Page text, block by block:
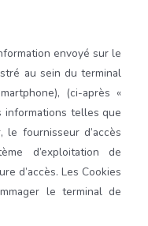
envoyé sur le
au sein du terminal
(ci-après «
informations telles que
le fournisseur d’accès
d’exploitation de
d’accès. Les Cookies
le terminal de